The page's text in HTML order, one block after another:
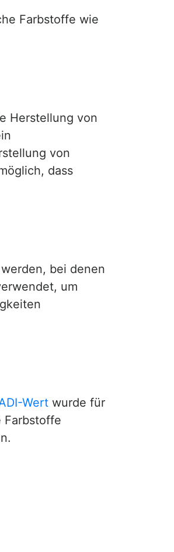
Farbstoffe wie
Herstellung von
von
dass
bei denen
um
Wert wurde für
Farbstoffe